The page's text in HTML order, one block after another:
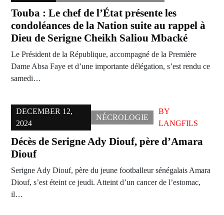
Touba : Le chef de l’État présente les
condoléances de la Nation suite au rappel à
Dieu de Serigne Cheikh Saliou Mbacké
Le Président de la République, accompagné de la Première
Dame Absa Faye et d’une importante délégation, s’est rendu ce
samedi…
DECEMBER 12,
2024
NÉCROLOGIE
BY
LANGFILS
Décès de Serigne Ady Diouf, père d’Amara
Diouf
Serigne Ady Diouf, père du jeune footballeur sénégalais Amara
Diouf, s’est éteint ce jeudi. Atteint d’un cancer de l’estomac,
il…